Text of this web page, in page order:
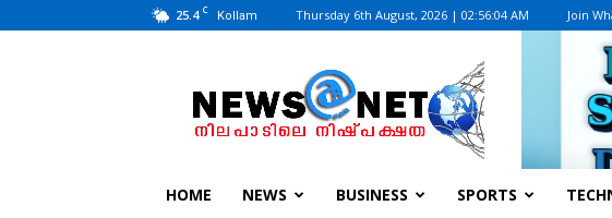
25.4 C Kollam Thursday 6th August, 2026 | 02:56:04 AM Join
News@Net
|
www.newsatnet.com
HOME NEWS BUSINESS SPORTS